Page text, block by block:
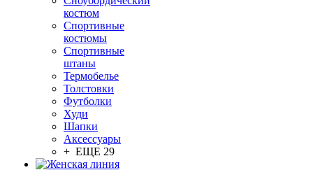
костюм
Спортивные
костюмы
Спортивные
штаны
Термобелье
Толстовки
Футболки
Худи
Шапки
Аксессуары
+ ЕЩЕ 29